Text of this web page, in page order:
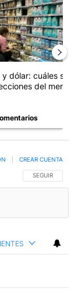
dólar: cuáles son
del merc...
SIGA ESTA
SEGUIR
CREAR CUENTA